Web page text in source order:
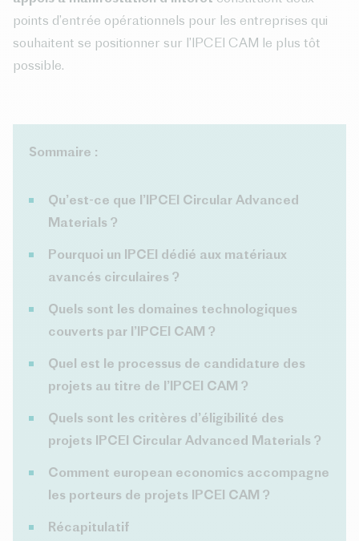
points d’entrée opérationnels pour les entreprises qui
souhaitent se positionner sur l’IPCEI CAM le plus tôt
possible.
Sommaire :
Qu’est-ce que l’IPCEI Circular Advanced
Materials ?
Pourquoi un IPCEI dédié aux matériaux
avancés circulaires ?
Quels sont les domaines technologiques
couverts par l’IPCEI CAM ?
Quel est le processus de candidature des
projets au titre de l’IPCEI CAM ?
Quels sont les critères d’éligibilité des
projets IPCEI Circular Advanced Materials ?
Comment european economics accompagne
les porteurs de projets IPCEI CAM ?
Récapitulatif